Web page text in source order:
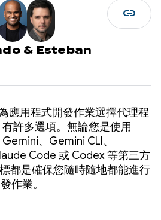
& Esteban
link
應用程式開發作業選擇代理程
許多選項。無論您是使用
、Gemini CLI、
Code 或 Codex 等第三方
都是確保您隨時隨地都能進行
作業。